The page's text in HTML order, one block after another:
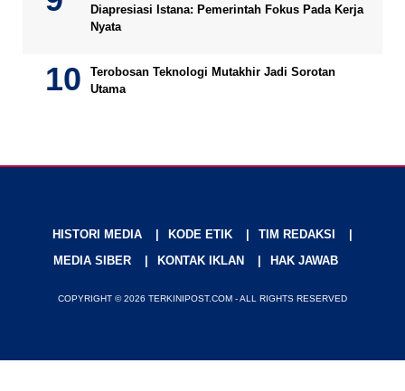
Diapresiasi Istana: Pemerintah Fokus Pada Kerja
Nyata
Terobosan Teknologi Mutakhir Jadi Sorotan
Utama
HISTORI MEDIA KODE ETIK
TIM REDAKSI
MEDIA SIBER
KONTAK IKLAN HAK JAWAB
COPYRIGHT © 2026 TERKINIPOST.COM - ALL RIGHTS RESERVED